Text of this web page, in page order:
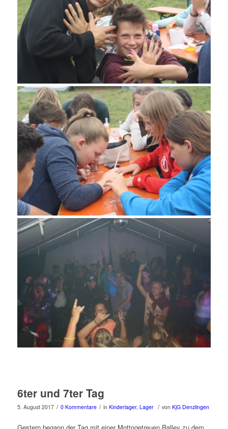
6ter und 7ter Tag
5. August 2017 / 0 Kommentare / in Kinderlager, Lager / von KjG Denzlingen